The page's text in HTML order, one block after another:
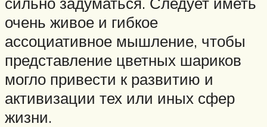
очень живое и гибкое
ассоциативное мышление, чтобы
представление цветных шариков
могло привести к развитию и
активизации тех или иных сфер
жизни.